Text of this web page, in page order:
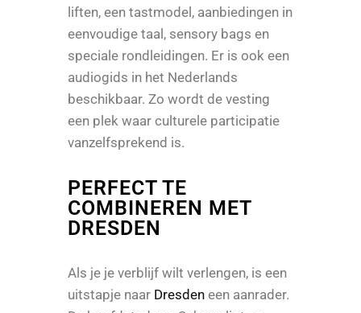
liften, een tastmodel, aanbiedingen in
eenvoudige taal, sensory bags en
speciale rondleidingen. Er is ook een
audiogids in het Nederlands
beschikbaar. Zo wordt de vesting
een plek waar culturele participatie
vanzelfsprekend is.
PERFECT TE
COMBINEREN MET
DRESDEN
Als je je verblijf wilt verlengen, is een
uitstapje naar Dresden een aanrader.